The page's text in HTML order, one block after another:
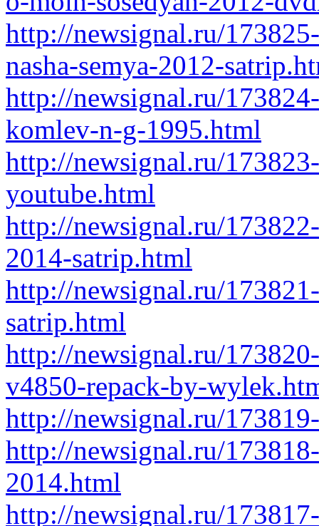
http://newsignal.ru/
nasha-semya-2012-
http://newsignal.ru/
komlev-n-g-1995.html
http://newsignal.ru/
youtube.html
http://newsignal.ru/
2014-satrip.html
http://newsignal.ru/
satrip.html
http://newsignal.ru/
v4850-repack-by-
http://newsignal.ru/
http://newsignal.ru/
2014.html
http://newsignal.ru/